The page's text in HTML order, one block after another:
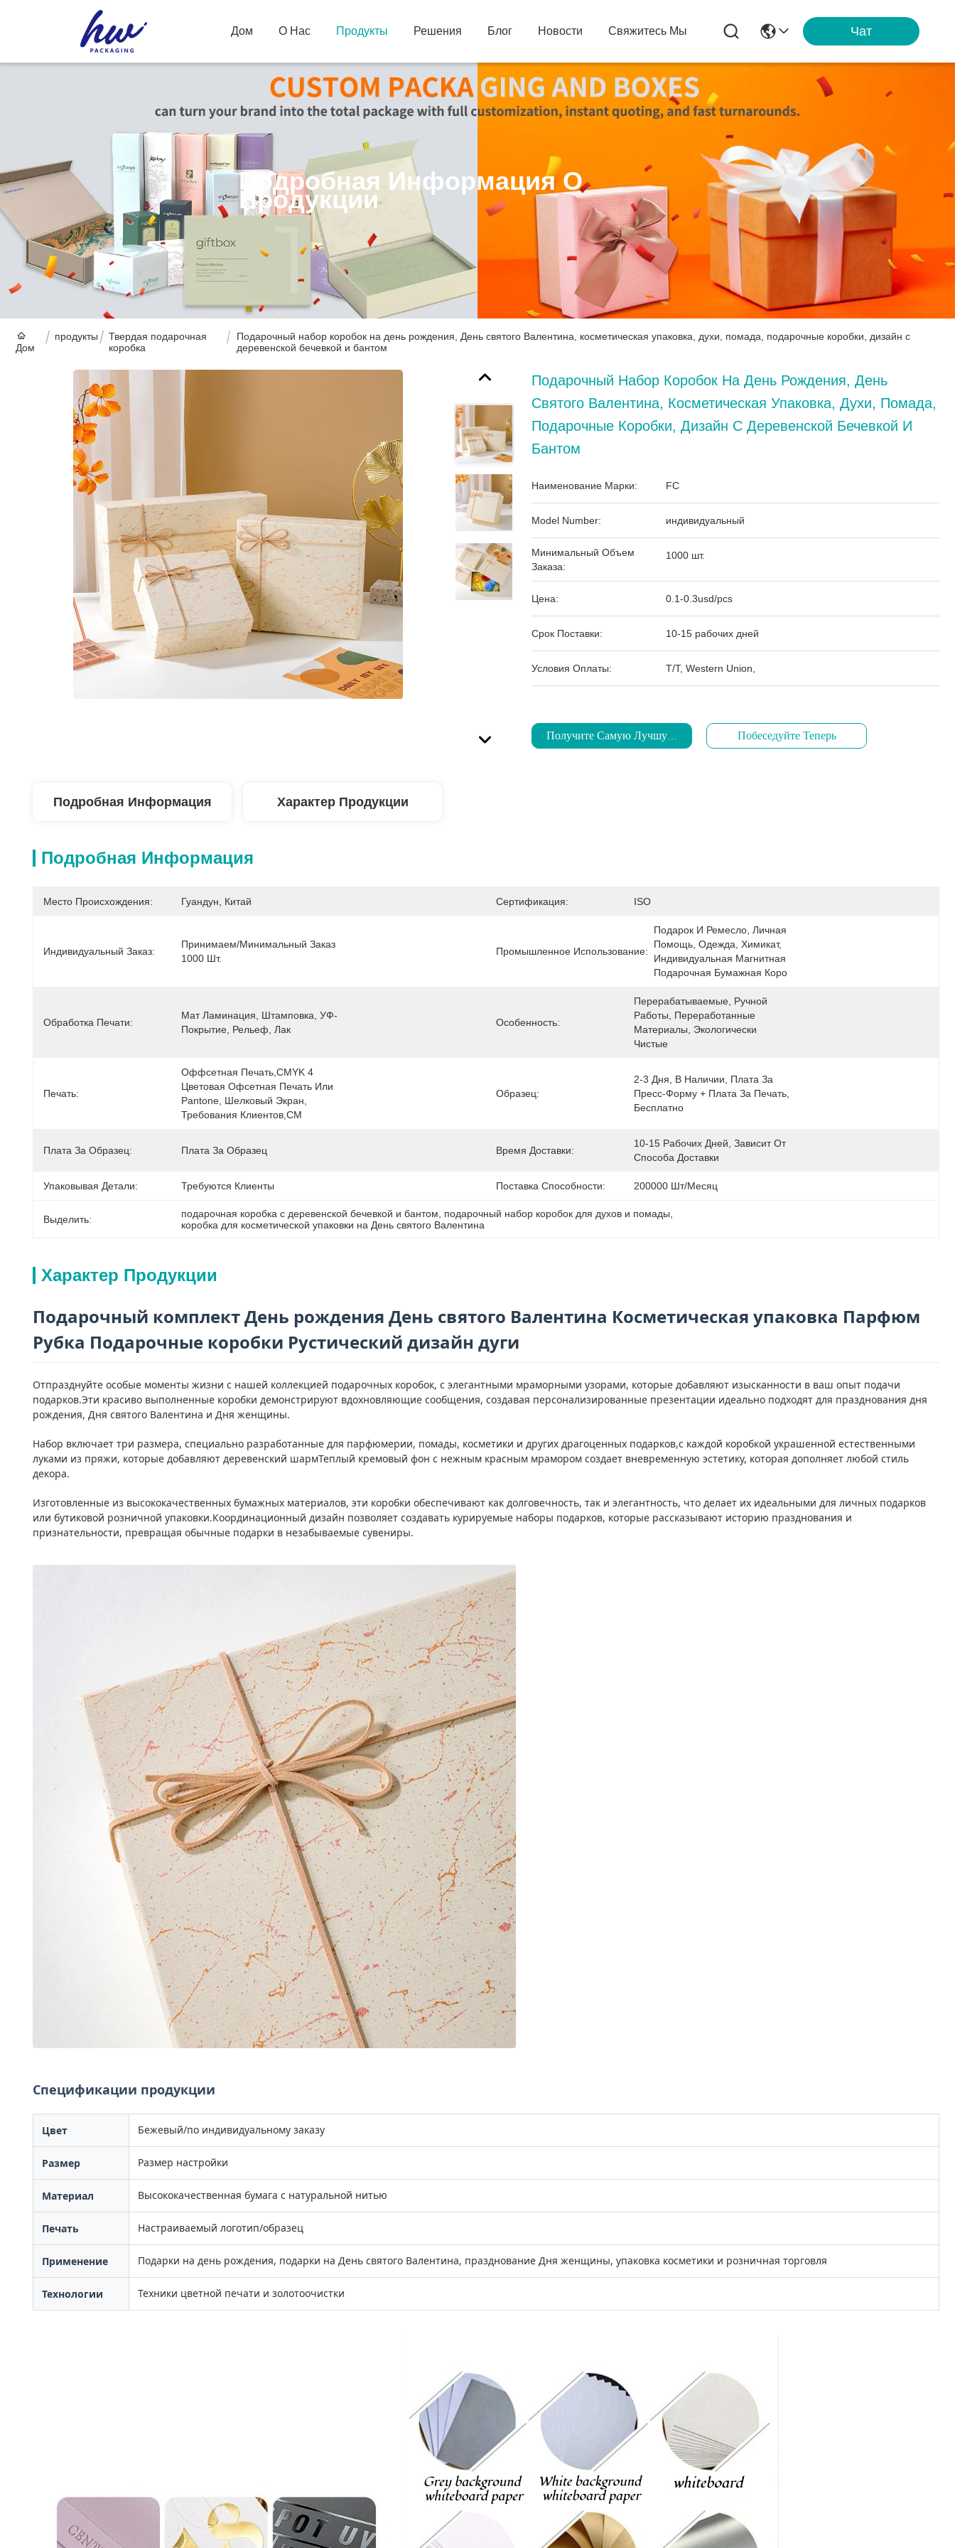
Дом О Нас Продукты Решения Блог Новости Свяжитесь Мы Чат
Подробная Информация О
Продукции
Дом
продукты
Твердая подарочная
коробка
Подарочный набор коробок на день рождения, День святого Валентина, косметическая упаковка, духи, помада, подарочные коробки, дизайн с
деревенской бечевкой и бантом
Подарочный Набор Коробок На День Рождения, День
Святого Валентина, Косметическая Упаковка, Духи, Помада,
Подарочные Коробки, Дизайн С Деревенской Бечевкой И
Бантом
Наименование Марки: FC
Model Number: индивидуальный
Минимальный Объем
Заказа:
1000 шт.
Цена: 0.1-0.3usd/pcs
Срок Поставки: 10-15 рабочих дней
Условия Оплаты: T/T, Western Union,
Получите Самую Лучшую Цену Побеседуйте Теперь
Подробная Информация Характер Продукции
Подробная Информация
Место Происхождения: Гуандун, Китай Сертификация: ISO
Индивидуальный Заказ:
Принимаем/минимальный Заказ
1000 Шт.
Промышленное Использование:
Подарок И Ремесло, Личная
Помощь, Одежда, Химикат,
Индивидуальная Магнитная
Подарочная Бумажная Коро
Обработка Печати:
Мат Ламинация, Штамповка, УФ-
Покрытие, Рельеф, Лак
Особенность:
Перерабатываемые, Ручной
Работы, Переработанные
Материалы, Экологически
Чистые
Печать:
Оффсетная Печать,CMYK 4
Цветовая Офсетная Печать Или
Pantone, Шелковый Экран,
Требования Клиентов,CM
Образец:
2-3 Дня, В Наличии, Плата За
Пресс-Форму + Плата За Печать,
Бесплатно
Плата За Образец: Плата За Образец Время Доставки:
10-15 Рабочих Дней, Зависит От
Способа Доставки
Упаковывая Детали: Требуются Клиенты Поставка Способности: 200000 Шт/месяц
Выделить: подарочная коробка с деревенской бечевкой и бантом подарочный набор коробок для духов и помады
коробка для косметической упаковки на День святого Валентина
Характер Продукции
Подарочный комплект День рождения День святого Валентина Косметическая упаковка Парфюм
Рубка Подарочные коробки Рустический дизайн дуги
Отпразднуйте особые моменты жизни с нашей коллекцией подарочных коробок, с элегантными мраморными узорами, которые добавляют изысканности в ваш опыт подачи
подарков.Эти красиво выполненные коробки демонстрируют вдохновляющие сообщения, создавая персонализированные презентации идеально подходят для празднования дня
рождения, Дня святого Валентина и Дня женщины.
Набор включает три размера, специально разработанные для парфюмерии, помады, косметики и других драгоценных подарков,с каждой коробкой украшенной естественными
луками из пряжи, которые добавляют деревенский шармТеплый кремовый фон с нежным красным мрамором создает вневременную эстетику, которая дополняет любой стиль
декора.
Изготовленные из высококачественных бумажных материалов, эти коробки обеспечивают как долговечность, так и элегантность, что делает их идеальными для личных подарков
или бутиковой розничной упаковки.Координационный дизайн позволяет создавать курируемые наборы подарков, которые рассказывают историю празднования и
признательности, превращая обычные подарки в незабываемые сувениры.
Спецификации продукции
Цвет Бежевый/по индивидуальному заказу
Размер Размер настройки
Материал Высококачественная бумага с натуральной нитью
Печать Настраиваемый логотип/образец
Применение Подарки на день рождения, подарки на День святого Валентина, празднование Дня женщины, упаковка косметики и розничная торговля
Технологии Техники цветной печати и золотоочистки